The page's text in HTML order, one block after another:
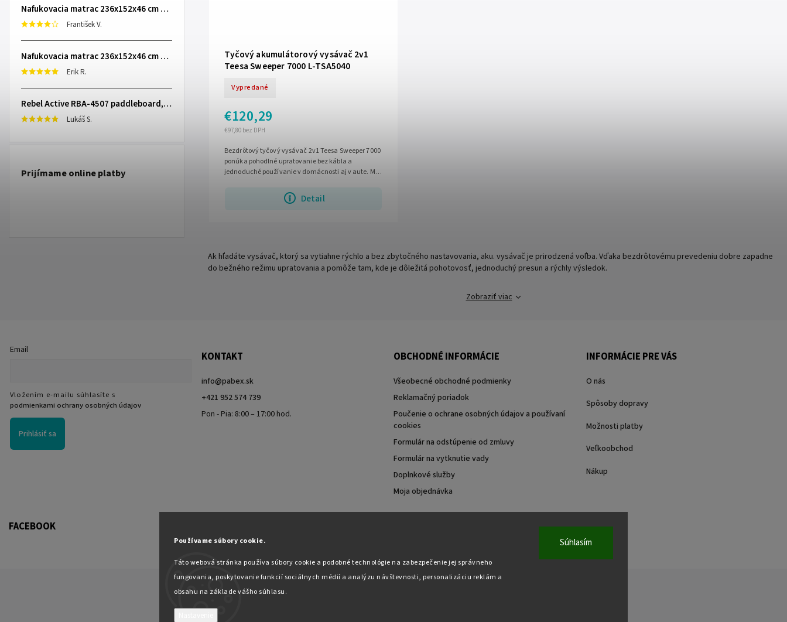
Používame súbory cookie.
Táto webová stránka používa súbory cookie a podobné technológie na zabezpečenie jej správneho
fungovania, poskytovanie funkcií sociálnych médií a analýzu návštevnosti, personalizáciu reklám a
obsahu na základe vášho súhlasu.
Súhlasím
Nafukovacia matrac 236x152x46 cm so zabudovanou elektrickou pumpou INTEX 64448
František V.
Nafukovacia matrac 236x152x46 cm so zabudovanou elektrickou pumpou INTEX 64448
Erik R.
Rebel Active RBA-4507 paddleboard, 335 cm L-RBA-4507-OR
Lukáš S.
Prijímame online platby
Tyčový akumulátorový vysávač 2v1
Teesa Sweeper 7000 L-TSA5040
Vypredané
€97,80 bez DPH
€120,29
Detail
Bezdrôtový tyčový vysávač 2v1 Teesa Sweeper 7000
ponúka pohodlné upratovanie bez kábla a
jednoduché používanie v domácnosti aj v aute. Má
Ak hľadáte vysávač, ktorý sa vytiahne rýchlo a bez zbytočného nastavovania, aku. vysávač je prirodzená voľba. Vďaka bezdrôtovému prevedeniu dobre zapadne
do bežného režimu upratovania a pomôže tam, kde je dôležitá pohotovosť, jednoduchý presun a rýchly výsledok.
Zobraziť viac
Email
Vložením e-mailu súhlasíte s
podmienkami ochrany osobných údajov
Prihlásiť sa
KONTAKT
info@pabex.sk
+421 952 574 739
Pon - Pia: 8:00 – 17:00 hod.
OBCHODNÉ INFORMÁCIE
Všeobecné obchodné podmienky
Reklamačný poriadok
Poučenie o ochrane osobných údajov a používaní
cookies
Formulár na odstúpenie od zmluvy
Formulár na vytknutie vady
Doplnkové služby
Moja objednávka
INFORMÁCIE PRE VÁS
O nás
Spôsoby dopravy
Možnosti platby
Veľkoobchod
Nákup
FACEBOOK